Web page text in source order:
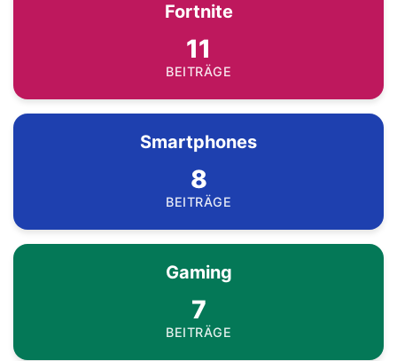
Fortnite
11
BEITRÄGE
Smartphones
8
BEITRÄGE
Gaming
7
BEITRÄGE